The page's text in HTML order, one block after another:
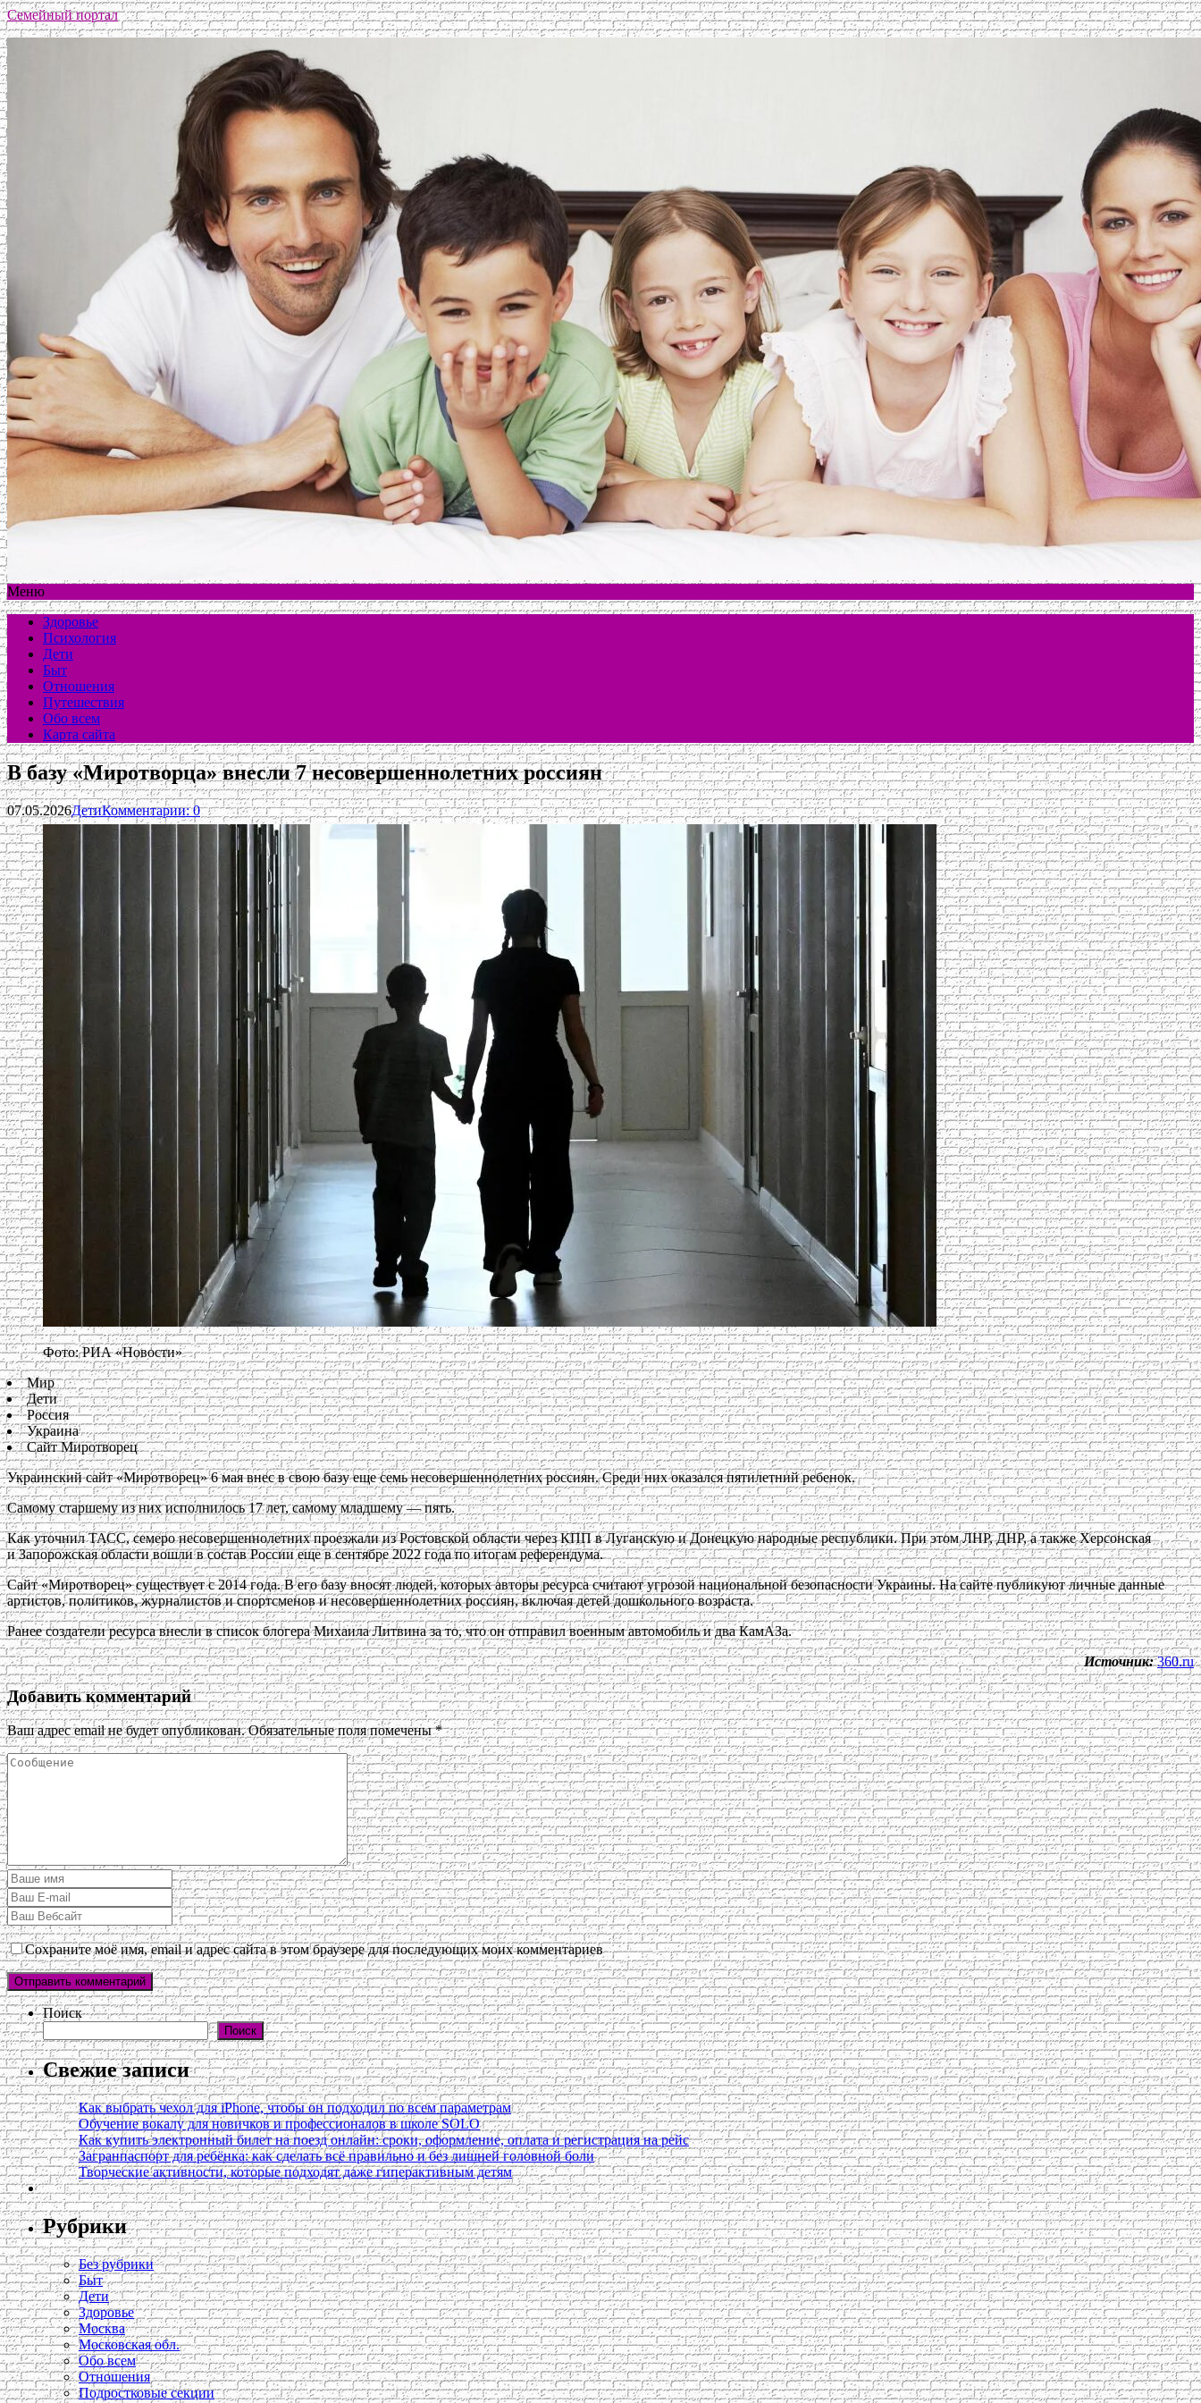
Семейный портал
Меню
Здоровье
Психология
Дети
Быт
Отношения
Путешествия
Обо всем
Карта сайта
В базу «Миротворца» внесли 7 несовершеннолетних россиян
07.05.2026ДетиКомментарии: 0
Фото: РИА «Новости»
Мир
Дети
Россия
Украина
Сайт Миротворец
Украинский сайт «Миротворец» 6 мая внес в свою базу еще семь несовершеннолетних россиян. Среди них оказался пятилетний ребенок.
Самому старшему из них исполнилось 17 лет, самому младшему — пять.
Как уточнил ТАСС, семеро несовершеннолетних проезжали из Ростовской области через КПП в Луганскую и Донецкую народные республики. При этом ЛНР, ДНР, а также Херсонская
и Запорожская области вошли в состав России еще в сентябре 2022 года по итогам референдума.
Сайт «Миротворец» существует с 2014 года. В его базу вносят людей, которых авторы ресурса считают угрозой национальной безопасности Украины. На сайте публикуют личные данные
артистов, политиков, журналистов и спортсменов и несовершеннолетних россиян, включая детей дошкольного возраста.
Ранее создатели ресурса внесли в список блогера Михаила Литвина за то, что он отправил военным автомобиль и два КамАЗа.
Источник: 360.ru
Добавить комментарий
Ваш адрес email не будет опубликован. Обязательные поля помечены*
Сохраните моё имя, email и адрес сайта в этом браузере для последующих моих комментариев
Поиск
Поиск
Свежие записи
Как выбрать чехол для iPhone, чтобы он подходил по всем параметрам
Обучение вокалу для новичков и профессионалов в школе SOLO
Как купить электронный билет на поезд онлайн: сроки, оформление, оплата и регистрация на рейс
Загранпаспорт для ребёнка: как сделать всё правильно и без лишней головной боли
Творческие активности, которые подходят даже гиперактивным детям
Рубрики
Без рубрики
Быт
Дети
Здоровье
Москва
Московская обл.
Обо всем
Отношения
Подростковые секции